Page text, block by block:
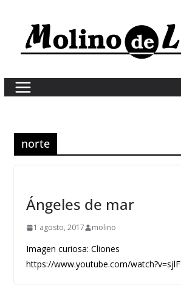
content
norte
Ángeles de mar
1 agosto, 2017 molino
Imagen curiosa: Cliones
https://www.youtube.com/